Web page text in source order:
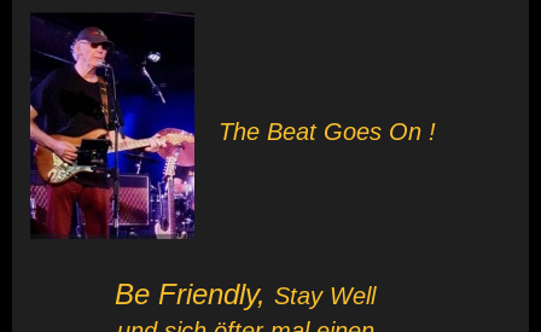
The Beat Goes On !
Be Friendly, Stay Well